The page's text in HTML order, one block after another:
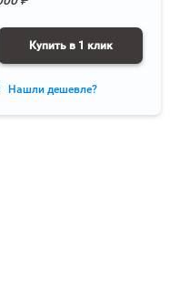
Купить в 1 клик
Нашли дешевле?